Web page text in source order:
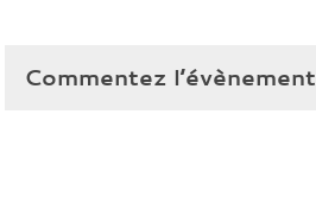
Commentez l’évènement